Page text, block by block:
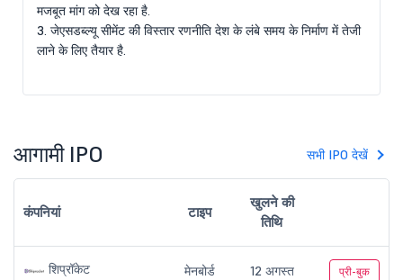
मजबूत मांग को देख रहा है.
3. जेएसडब्ल्यू सीमेंट की विस्तार रणनीति देश के लंबे समय के निर्माण में तेजी
लाने के लिए तैयार है.
आगामी IPO सभी IPO देखें
कंपनियां टाइप
खुलने की
तिथि
शिप्रॉकेट मेनबोर्ड 12 अगस्त प्री-बुक